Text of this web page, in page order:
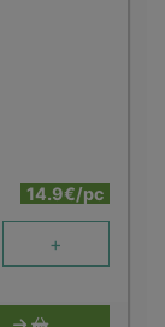
14.9€/pc
+